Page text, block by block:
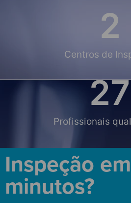
Centros de
2
Profissionais
28
Inspeção
minutos?